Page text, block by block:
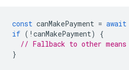
const canMakePayment = await
if ( ! canMakePayment)
{
// Fallback to other
}